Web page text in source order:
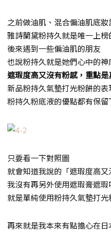
之前做油肌、混合偏油肌底
雅詩蘭黛粉持久就是唯一上
後來遇到一些偏油肌的朋友
也說粉持久就是她們心中的神
遮瑕度高又沒有粉感，重點
新品粉持久氣墊打光粉餅的表
粉持久粉底液的優點都有保留
只要看一下對照圖
就會知道我說的「遮瑕度高
我沒有再另外使用遮瑕膏遮瑕
就是單純使用粉持久氣墊打
再來就是我本來有點擔心在